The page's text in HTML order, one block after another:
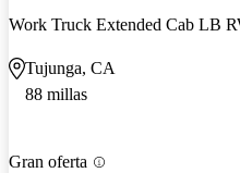
Work Truck Extended Cab LB
Tujunga, CA
88 millas
Gran oferta